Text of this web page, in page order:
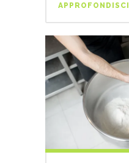
APPROFONDISCI